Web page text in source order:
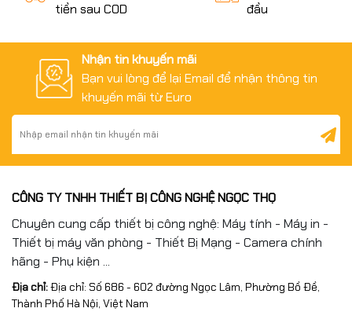
#cumtrong104A #W1104A #EkoInk #HPNeverstop
#Neverstop1000a #Neverstop1000w
#Neverstop1200a #Neverstop1200w #linhkienmayin
#drumHP #fullVAT #NgocThoComputer
tiền sau COD
đầu
Nhận tin khuyến mãi
Bạn vui lòng để lại Email để nhận thông tin
khuyến mãi từ Euro
CÔNG TY TNHH THIẾT BỊ CÔNG NGHỆ NGỌC THỌ
Chuyên cung cấp thiết bị công nghệ: Máy tính - Máy in -
Thiết bị máy văn phòng - Thiết Bị Mạng - Camera chính
hãng - Phụ kiện ...
Địa chỉ:Địa chỉ: Số 686 - 602 đường Ngọc Lâm, Phường Bồ Đề,
Thành Phố Hà Nội, Việt Nam